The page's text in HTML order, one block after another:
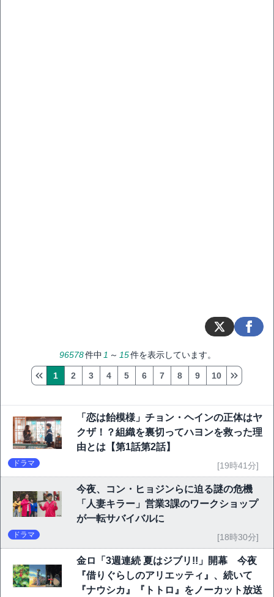
96578件中 1 ～ 15件を表示しています。
1 2 3 4 5 6 7 8 9 10
「恋は飴模様」チョン・ヘインの正体はヤ
クザ！？組織を裏切ってハヨンを救った理
由とは【第1話第2話】
ドラマ [19時41分]
今夜、コン・ヒョジンらに迫る謎の危機
「人妻キラー」営業3課のワークショップ
が一転サバイバルに
ドラマ [18時30分]
金ロ「3週連続 夏はジブリ!!」開幕 今夜
『借りぐらしのアリエッティ』、続いて
『ナウシカ』『トトロ』をノーカット放送